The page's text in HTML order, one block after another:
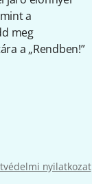
a
meg
a „Rendben!”
nyilatkozat